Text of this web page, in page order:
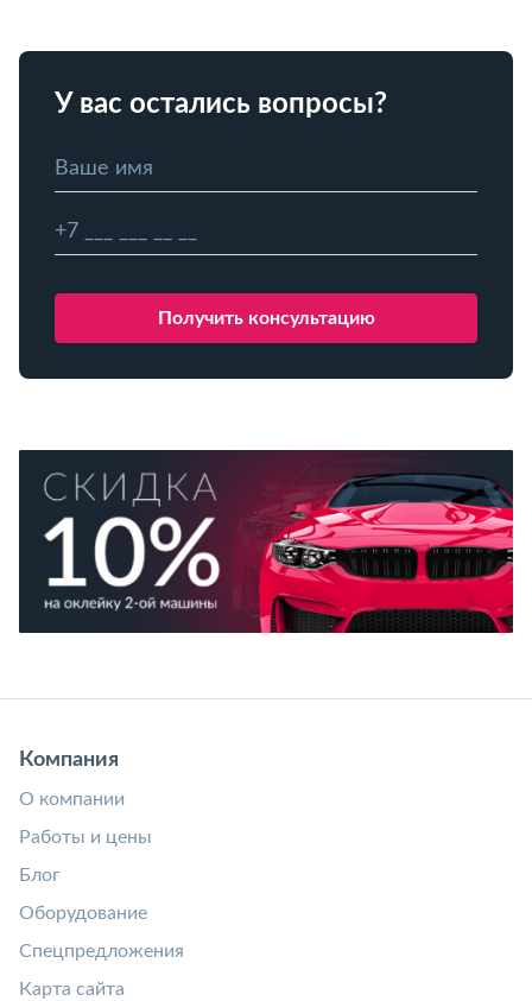
У вас остались вопросы?
Компания
О компании
Работы и цены
Блог
Оборудование
Спецпредложения
Карта сайта